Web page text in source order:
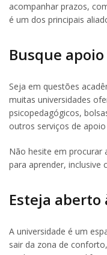
acompanhar prazos,
é um dos principais
Busque
Seja em questões
muitas universidades
psicopedagógicos,
outros serviços de
Não hesite em procurar
para aprender, inclusive
Esteja aberto
A universidade é um
sair da zona de